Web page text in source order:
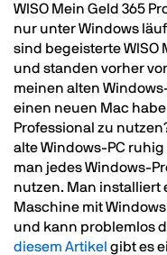
WISO Mein Geld 365
nur unter Windows
sind begeisterte WISO
und standen vorher
meinen alten
einen neuen Mac
Professional zu
alte Windows-PC
man jedes Windows-
nutzen. Man installiert
Maschine mit
und kann problemlos
diesem Artikel gibt es